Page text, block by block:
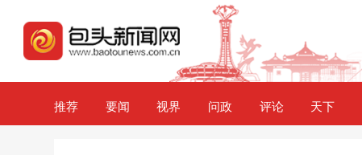
推荐 要闻 视界 问政 评论 天下